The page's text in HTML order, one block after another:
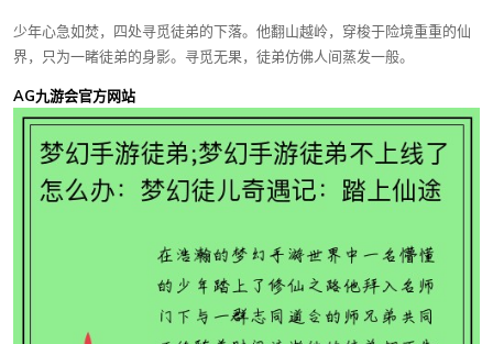
少年心急如焚，四处寻觅徒弟的下落。他翻山越岭，穿梭于险境重重的仙
界，只为一睹徒弟的身影。寻觅无果，徒弟仿佛人间蒸发一般。
AG九游会官方网站